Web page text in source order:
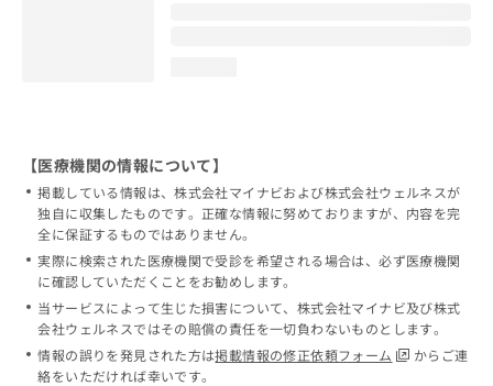
【医療機関の情報について】
掲載している情報は、株式会社マイナビおよび株式会社ウェルネスが
独自に収集したものです。正確な情報に努めておりますが、内容を完
全に保証するものではありません。
実際に検索された医療機関で受診を希望される場合は、必ず医療機関
に確認していただくことをお勧めします。
当サービスによって生じた損害について、株式会社マイナビ及び株式
会社ウェルネスではその賠償の責任を一切負わないものとします。
情報の誤りを発見された方は掲載情報の修正依頼フォーム
からご連
絡をいただければ幸いです。